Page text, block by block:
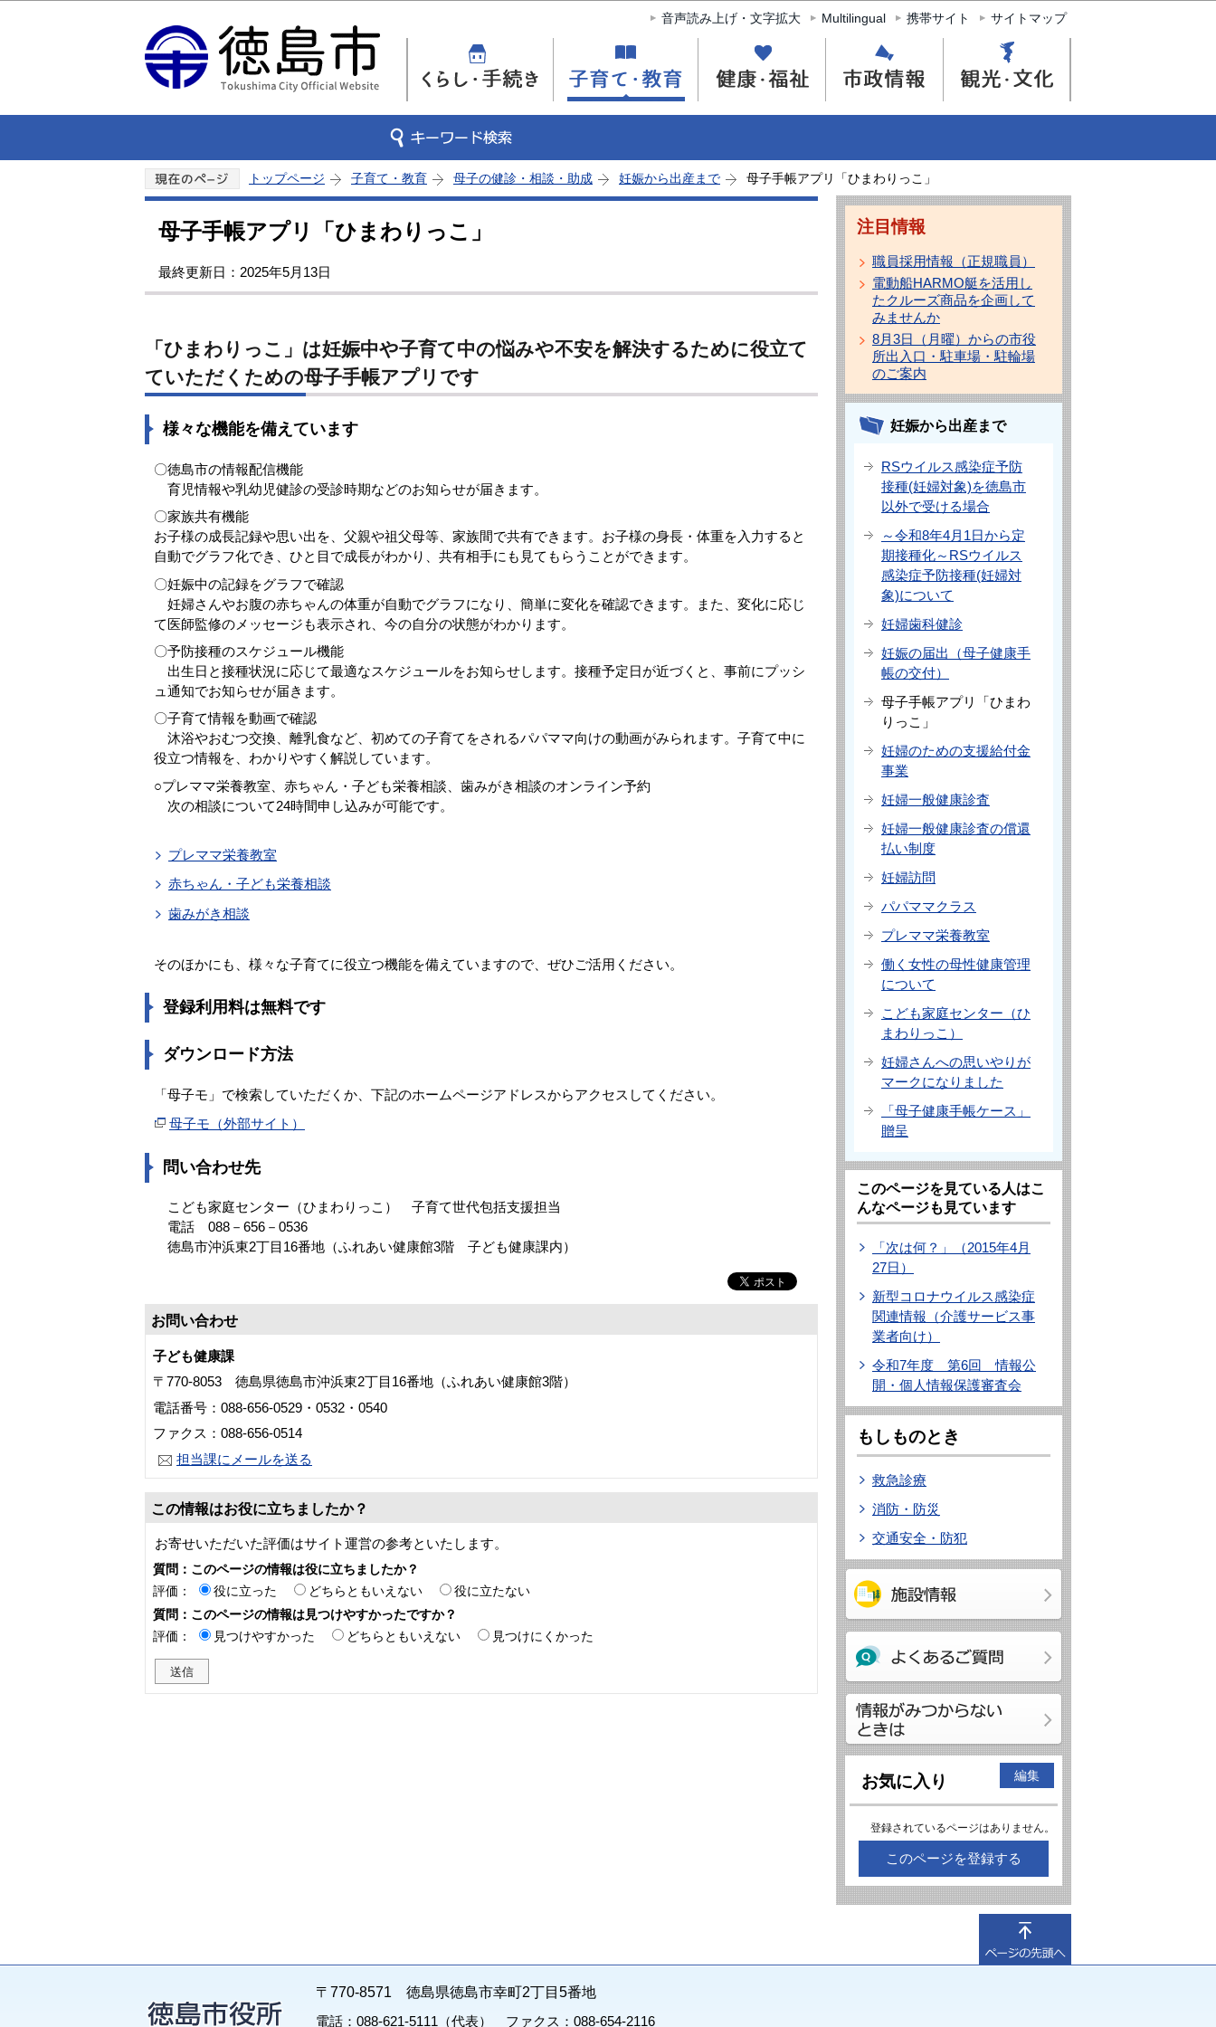
このページの本文へ移動
音声読み上げ・文字拡大 Multilingual 携帯サイト サイトマップ
トップページ 子育て・教育 母子の健診・相談・助成 妊娠から出産まで 母子手帳アプリ「ひまわりっこ」
母子手帳アプリ「ひまわりっこ」
最終更新日：2025年5月13日
「ひまわりっこ」は妊娠中や子育て中の悩みや不安を解決するために役立て
ていただくための母子手帳アプリです
様々な機能を備えています
〇徳島市の情報配信機能
育児情報や乳幼児健診の受診時期などのお知らせが届きます。
〇家族共有機能
お子様の成長記録や思い出を、父親や祖父母等、家族間で共有できます。お子様の身長・体重を入力すると
自動でグラフ化でき、ひと目で成長がわかり、共有相手にも見てもらうことができます。
〇妊娠中の記録をグラフで確認
妊婦さんやお腹の赤ちゃんの体重が自動でグラフになり、簡単に変化を確認できます。また、変化に応じ
て医師監修のメッセージも表示され、今の自分の状態がわかります。
〇予防接種のスケジュール機能
出生日と接種状況に応じて最適なスケジュールをお知らせします。接種予定日が近づくと、事前にプッシ
ュ通知でお知らせが届きます。
〇子育て情報を動画で確認
沐浴やおむつ交換、離乳食など、初めての子育てをされるパパママ向けの動画がみられます。子育て中に
役立つ情報を、わかりやすく解説しています。
○プレママ栄養教室、赤ちゃん・子ども栄養相談、歯みがき相談のオンライン予約
次の相談について24時間申し込みが可能です。
プレママ栄養教室
赤ちゃん・子ども栄養相談
歯みがき相談
そのほかにも、様々な子育てに役立つ機能を備えていますので、ぜひご活用ください。
登録利用料は無料です
ダウンロード方法
「母子モ」で検索していただくか、下記のホームページアドレスからアクセスしてください。
母子モ（外部サイト）
問い合わせ先
こども家庭センター（ひまわりっこ） 子育て世代包括支援担当
電話 088－656－0536
徳島市沖浜東2丁目16番地（ふれあい健康館3階 子ども健康課内）
お問い合わせ
子ども健康課
〒770-8053 徳島県徳島市沖浜東2丁目16番地（ふれあい健康館3階）
電話番号：088-656-0529・0532・0540
ファクス：088-656-0514
担当課にメールを送る
この情報はお役に立ちましたか？
お寄せいただいた評価はサイト運営の参考といたします。
質問：このページの情報は役に立ちましたか？
評価：
役に立った どちらともいえない
役に立たない
質問：このページの情報は見つけやすかったですか？
評価：
見つけやすかった どちらともいえない 見つけにくかった
注目情報
職員採用情報（正規職員）
電動船HARMO艇を活用し
たクルーズ商品を企画して
みませんか
8月3日（月曜）からの市役
所出入口・駐車場・駐輪場
のご案内
妊娠から出産まで
RSウイルス感染症予防
接種(妊婦対象)を徳島市
以外で受ける場合
～令和8年4月1日から定
期接種化～RSウイルス
感染症予防接種(妊婦対
象)について
妊婦歯科健診
妊娠の届出（母子健康手
帳の交付）
母子手帳アプリ「ひまわ
りっこ」
妊婦のための支援給付金
事業
妊婦一般健康診査
妊婦一般健康診査の償還
払い制度
妊婦訪問
パパママクラス
プレママ栄養教室
働く女性の母性健康管理
について
こども家庭センター（ひ
まわりっこ）
妊婦さんへの思いやりが
マークになりました
「母子健康手帳ケース」
贈呈
このページを見ている人はこ
んなページも見ています
「次は何？」（2015年4月
27日）
新型コロナウイルス感染症
関連情報（介護サービス事
業者向け）
令和7年度 第6回 情報公
開・個人情報保護審査会
もしものとき
救急診療
消防・防災
交通安全・防犯
お気に入り 編集
登録されているページはありません。
このページを登録する
〒770-8571 徳島県徳島市幸町2丁目5番地
電話：088-621-5111（代表） ファクス：088-654-2116